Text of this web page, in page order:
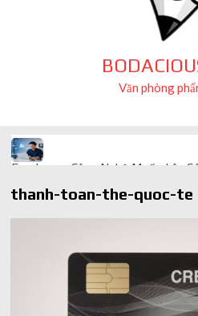
Văn phòng
Freelancer Công Nghệ Muốn Lên
Quà cá nhân hóa: vì sao
AI trong doanh nghiệp: Phân biệt
Ứng dụng AI trong doanh nghiệp
thanh-toan-the-quoc-te